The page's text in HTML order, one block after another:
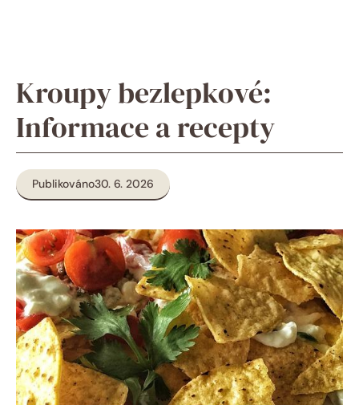
Kroupy bezlepkové:
Informace a recepty
Publikováno30. 6. 2026